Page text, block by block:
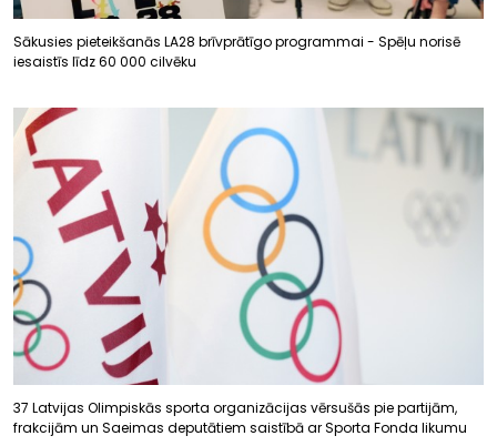
Sākusies pieteikšanās LA28 brīvprātīgo programmai - Spēļu norisē
iesaistīs līdz 60 000 cilvēku
37 Latvijas Olimpiskās sporta organizācijas vērsušās pie partijām,
frakcijām un Saeimas deputātiem saistībā ar Sporta Fonda likumu